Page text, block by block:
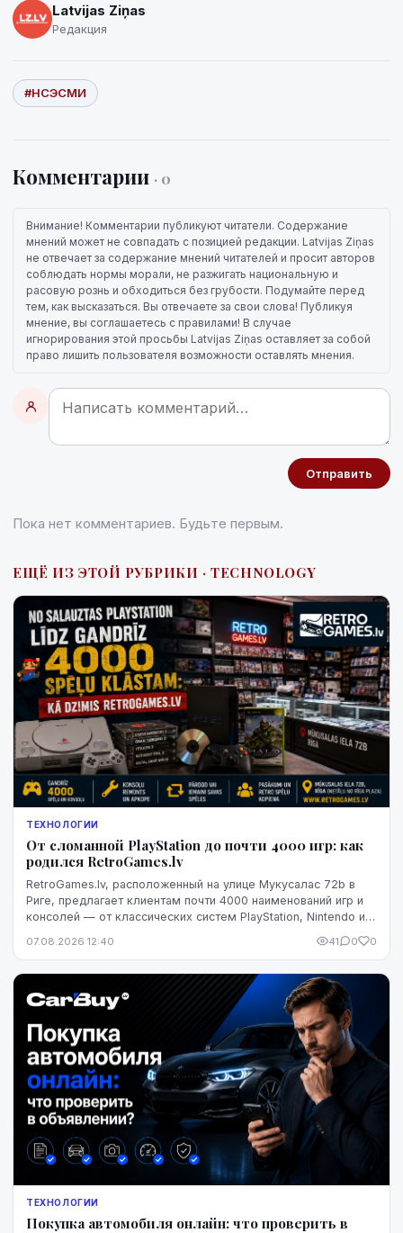
Latvijas Ziņas
Редакция
#НСЭСМИ
Комментарии · 0
Внимание! Комментарии публикуют читатели. Содержание
мнений может не совпадать с позицией редакции. Latvijas Ziņas
не отвечает за содержание мнений читателей и просит авторов
соблюдать нормы морали, не разжигать национальную и
расовую рознь и обходиться без грубости. Подумайте перед
тем, как высказаться. Вы отвечаете за свои слова! Публикуя
мнение, вы соглашаетесь с правилами! В случае
игнорирования этой просьбы Latvijas Ziņas оставляет за собой
право лишить пользователя возможности оставлять мнения.
Отправить
Пока нет комментариев. Будьте первым.
ЕЩЁ ИЗ ЭТОЙ РУБРИКИ · TECHNOLOGY
ТЕХНОЛОГИИ
От сломанной PlayStation до почти 4000 игр: как
родился RetroGames.lv
RetroGames.lv, расположенный на улице Мукусалас 72b в
Риге, предлагает клиентам почти 4000 наименований игр и
консолей — от классических систем PlayStation, Nintendo и
07.08.2026 12:40 41 0 0
ТЕХНОЛОГИИ
Покупка автомобиля онлайн: что проверить в